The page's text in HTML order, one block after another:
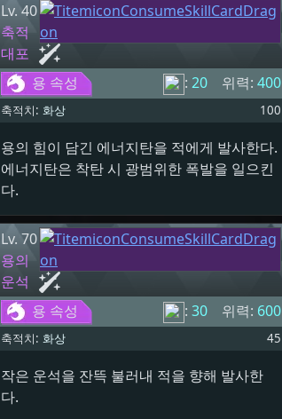
Lv. 40
축적
대포
용 속성
: 20 위력: 400
축적치: 화상 100
용의 힘이 담긴 에너지탄을 적에게 발사한다.
에너지탄은 착탄 시 광범위한 폭발을 일으킨
다.
Lv. 70
용의
운석
용 속성
: 30 위력: 600
축적치: 화상 45
작은 운석을 잔뜩 불러내 적을 향해 발사한
다.